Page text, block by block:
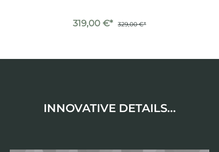
319,00 €* 329,00 €*
INNOVATIVE DETAILS...